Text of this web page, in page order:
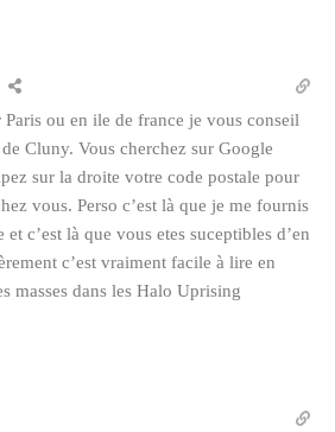
ou en ile de france je vous conseil
Cluny. Vous cherchez sur Google
sur la droite votre code postale pour
vous. Perso c’est là que je me fournis
c’est là que vous etes suceptibles d’en
c’est vraiment facile à lire en
masses dans les Halo Uprising